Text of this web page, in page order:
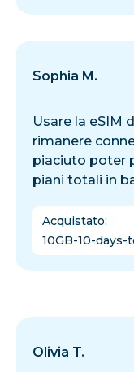
Sophia M.
Usare la eSIM
rimanere
piaciuto poter
piani totali in
Acquistato:
10GB-10-days-
Olivia T.